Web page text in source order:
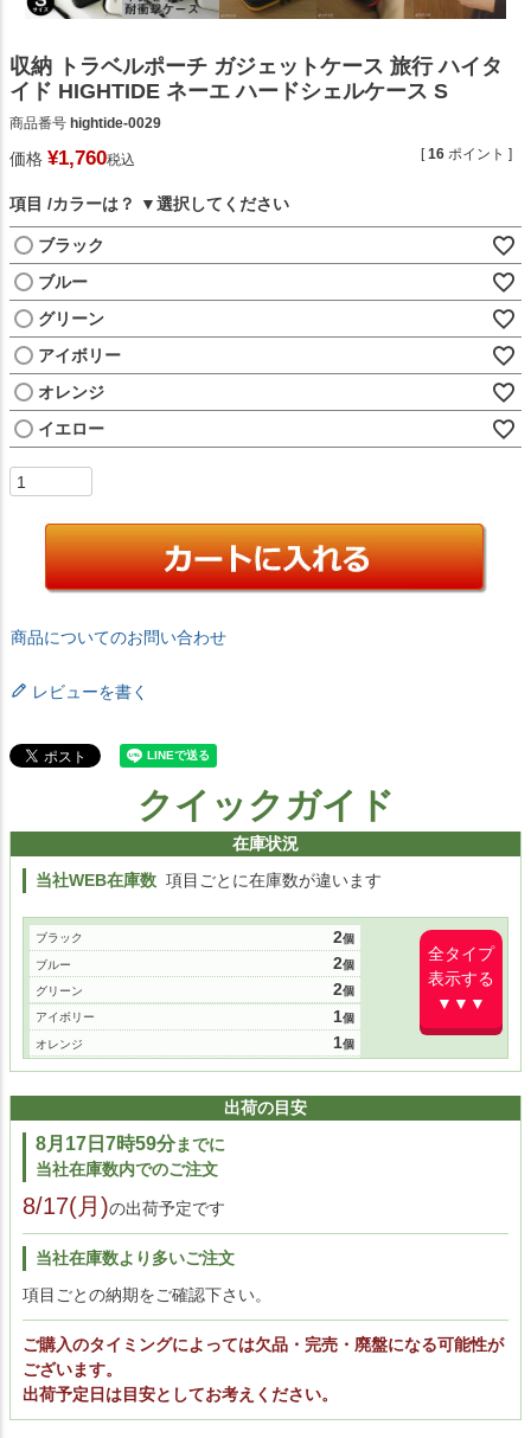
収納 トラベルポーチ ガジェットケース 旅行 ハイタ
イド HIGHTIDE ネーエ ハードシェルケース S
商品番号 hightide-0029
価格 ¥1,760税込 [16 ポイント ]
項目 カラーは？
ブラック
ブルー
グリーン
アイボリー
オレンジ
イエロー
商品についてのお問い合わせ
レビューを書く
クイックガイド
在庫状況
当社WEB在庫数 項目ごとに在庫数が違います
全タイプ
表示する
▼▼▼
ブラック 2
ブルー 2
グリーン 2
アイボリー 1
オレンジ 1
イエロー 1
出荷の目安
8月17日7時59分までに
当社在庫数内でのご注文
8/17(月)の出荷予定です
当社在庫数より多いご注文
項目ごとの納期をご確認下さい。
ご購入のタイミングによっては欠品・完売・廃盤になる可能性が
ございます。
出荷予定日は目安としてお考えください。